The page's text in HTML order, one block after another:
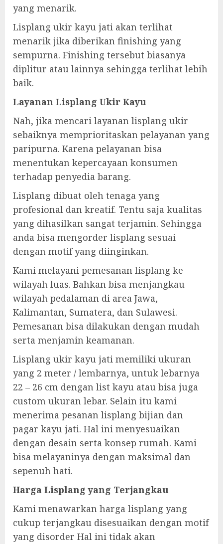
yang menarik.
Lisplang ukir kayu jati akan terlihat
menarik jika diberikan finishing yang
sempurna. Finishing tersebut biasanya
diplitur atau lainnya sehingga terlihat lebih
baik.
Layanan Lisplang Ukir Kayu
Nah, jika mencari layanan lisplang ukir
sebaiknya memprioritaskan pelayanan yang
paripurna. Karena pelayanan bisa
menentukan kepercayaan konsumen
terhadap penyedia barang.
Lisplang dibuat oleh tenaga yang
profesional dan kreatif. Tentu saja kualitas
yang dihasilkan sangat terjamin. Sehingga
anda bisa mengorder lisplang sesuai
dengan motif yang diinginkan.
Kami melayani pemesanan lisplang ke
wilayah luas. Bahkan bisa menjangkau
wilayah pedalaman di area Jawa,
Kalimantan, Sumatera, dan Sulawesi.
Pemesanan bisa dilakukan dengan mudah
serta menjamin keamanan.
Lisplang ukir kayu jati memiliki ukuran
yang 2 meter / lembarnya, untuk lebarnya
22 – 26 cm dengan list kayu atau bisa juga
custom ukuran lebar. Selain itu kami
menerima pesanan lisplang bijian dan
pagar kayu jati. Hal ini menyesuaikan
dengan desain serta konsep rumah. Kami
bisa melayaninya dengan maksimal dan
sepenuh hati.
Harga Lisplang yang Terjangkau
Kami menawarkan harga lisplang yang
cukup terjangkau disesuaikan dengan motif
yang disorder Hal ini tidak akan